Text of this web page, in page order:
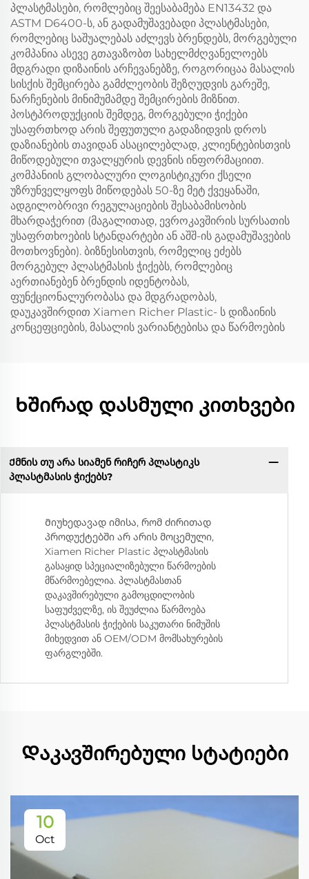
პლასტმასები, რომლებიც შეესაბამება EN13432 და
ASTM D6400-ს, ან გადამუშავებადი პლასტმასები,
რომლებიც საშუალებას აძლევს ბრენდებს, მორგებული
კომპანია ასევე გთავაზობთ სახელმძღვანელოებს
მდგრადი დიზაინის არჩევანებზე, როგორიცაა მასალის
სისქის შემცირება გამძლეობის შეზღუდვის გარეშე,
ნარჩენების მინიმუმამდე შემცირების მიზნით.
პოსტპროდუქციის შემდეგ, მორგებული ჭიქები
უსაფრთხოდ არის შეფუთული გადაზიდვის დროს
დაზიანების თავიდან ასაცილებლად, კლიენტებისთვის
მიწოდებული თვალყურის დევნის ინფორმაციით.
კომპანიის გლობალური ლოგისტიკური ქსელი
უზრუნველყოფს მიწოდებას 50-ზე მეტ ქვეყანაში,
ადგილობრივი რეგულაციების შესაბამისობის
მხარდაჭერით (მაგალითად, ევროკავშირის სურსათის
უსაფრთხოების სტანდარტები ან აშშ-ის გადამუშავების
მოთხოვნები). ბიზნესისთვის, რომელიც ეძებს
მორგებულ პლასტმასის ჭიქებს, რომლებიც
აერთიანებენ ბრენდის იდენტობას,
ფუნქციონალურობასა და მდგრადობას,
დაუკავშირდით Xiamen Richer Plastic- ს დიზაინის
კონცეფციების, მასალის ვარიანტებისა და წარმოების
Ხშირად დასმული კითხვები
Ქმნის თუ არა სიამენ რიჩერ პლასტიკს
პლასტმასის ჭიქებს?
Მიუხედავად იმისა, რომ ძირითად
პროდუქტებში არ არის მოცემული,
Xiamen Richer Plastic პლასტმასის
გასაყიდ სპეციალიზებული წარმოების
მწარმოებელია. პლასტმასთან
დაკავშირებული გამოცდილობის
საფუძველზე, ის შეუძლია წარმოება
პლასტმასის ჭიქების საკუთარი ნიმუშის
მიხედვით ან OEM/ODM მომსახურების
ფარგლებში.
Დაკავშირებული სტატიები
10
Oct